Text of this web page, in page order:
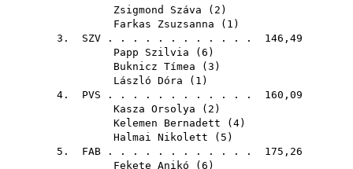
Zsigmond Száva ( 2 )
Farkas Zsuzsanna ( 1 )
3. SZV . . . . . . . . . . . . 146,49
Papp Szilvia ( 6 )
Buknicz Tímea ( 3 )
László Dóra ( 1 )
4. PVS . . . . . . . . . . . . 160,09
Kasza Orsolya ( 2 )
Kelemen Bernadett ( 4)
Halmai Nikolett ( 5 )
5. FAB . . . . . . . . . . . . 175,26
Fekete Anikó ( 6 )